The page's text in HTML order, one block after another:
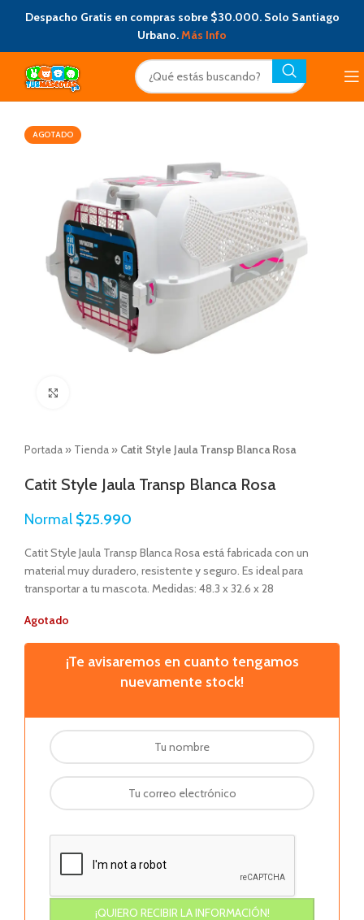
Despacho Gratis en compras sobre $30.000. Solo Santiago
Urbano.Más Info
AGOTADO
Portada » Tienda » Catit Style Jaula Transp Blanca Rosa
Catit Style Jaula Transp Blanca Rosa
Normal $25.990
Catit Style Jaula Transp Blanca Rosa está fabricada con un
material muy duradero, resistente y seguro. Es ideal para
transportar a tu mascota. Medidas: 48.3 x 32.6 x 28
Agotado
¡Te avisaremos en cuanto tengamos
nuevamente stock!